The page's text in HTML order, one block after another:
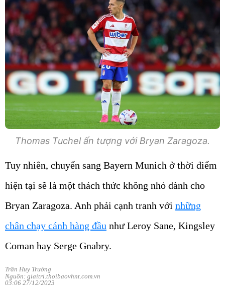
Thomas Tuchel ấn tượng với Bryan Zaragoza.
Tuy nhiên, chuyển sang Bayern Munich ở thời điểm
hiện tại sẽ là một thách thức không nhỏ dành cho
Bryan Zaragoza. Anh phải cạnh tranh với những
chân chạy cánh hàng đầu như Leroy Sane, Kingsley
Coman hay Serge Gnabry.
Trần Huy Trưởng
Nguồn: giaitri.thoibaovhnt.com.vn
03:06 27/12/2023